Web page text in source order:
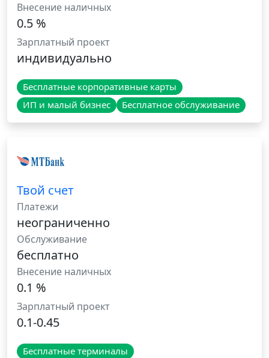
Внесение наличных
0.5 %
Зарплатный проект
индивидуально
Бесплатные корпоративные карты
ИП и малый бизнес
Бесплатное обслуживание
Твой счет
Платежи
неограниченно
Обслуживание
бесплатно
Внесение наличных
0.1 %
Зарплатный проект
0.1-0.45
Бесплатные терминалы